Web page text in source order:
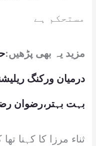
مستحکم ہے
مزید یہ بھی پڑھیں:
درمیان ورکنگ
بہت بہتر،رضوان
ثناء مرزا کا کہنا